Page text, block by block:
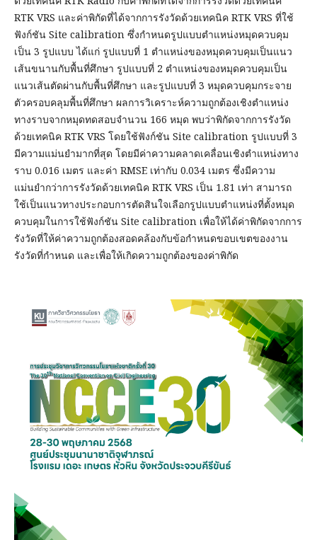
RTK VRS และค่าพิกัดที่ได้จากการรังวัดด้วยเทคนิค RTK VRS ที่ใช้
ฟังก์ชัน Site calibration ซึ่งกำหนดรูปแบบตำแหน่งหมุดควบคุม
เป็น 3 รูปแบบ ได้แก่ รูปแบบที่ 1 ตำแหน่งของหมุดควบคุมเป็นแนว
เส้นขนานกับพื้นที่ศึกษา รูปแบบที่ 2 ตำแหน่งของหมุดควบคุมเป็น
แนวเส้นตัดผ่านกับพื้นที่ศึกษา และรูปแบบที่ 3 หมุดควบคุมกระจาย
ตัวครอบคลุมพื้นที่ศึกษา ผลการวิเคราะห์ความถูกต้องเชิงตำแหน่ง
ทางราบจากหมุดทดสอบจำนวน 166 หมุด พบว่าพิกัดจากการรังวัด
ด้วยเทคนิค RTK VRS โดยใช้ฟังก์ชัน Site calibration รูปแบบที่ 3
มีความแม่นยำมากที่สุด โดยมีค่าความคลาดเคลื่อนเชิงตำแหน่งทาง
ราบ 0.016 เมตร และค่า RMSE เท่ากับ 0.034 เมตร ซึ่งมีความ
แม่นยำกว่าการรังวัดด้วยเทคนิค RTK VRS เป็น 1.81 เท่า สามารถ
ใช้เป็นแนวทางประกอบการตัดสินใจเลือกรูปแบบตำแหน่งที่ตั้งหมุด
ควบคุมในการใช้ฟังก์ชัน Site calibration เพื่อให้ได้ค่าพิกัดจากการ
รังวัดที่ให้ค่าความถูกต้องสอดคล้องกับข้อกำหนดขอบเขตของงาน
รังวัดที่กำหนด และเพื่อให้เกิดความถูกต้องของค่าพิกัด